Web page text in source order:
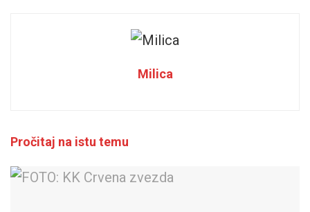
Milica
Pročitaj na istu temu